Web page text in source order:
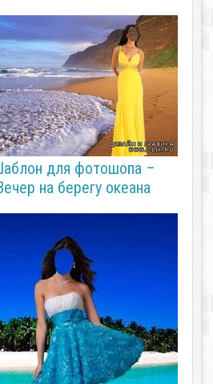
для фотошопа –
на берегу океана